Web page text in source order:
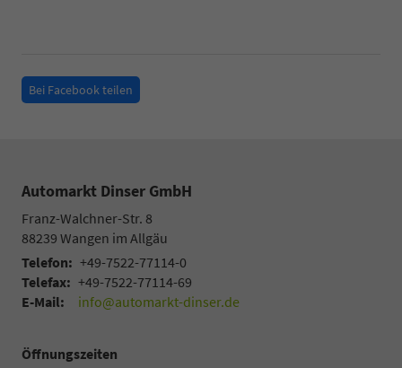
Bei Facebook teilen
Automarkt Dinser GmbH
Franz-Walchner-Str. 8
88239 Wangen im Allgäu
Telefon: +49-7522-77114-0
Telefax: +49-7522-77114-69
E-Mail:
info@automarkt-dinser.de
Öffnungszeiten